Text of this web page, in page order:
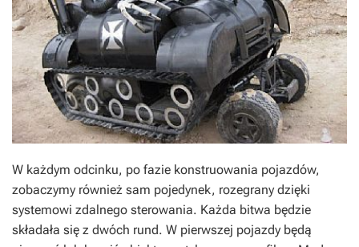
W każdym odcinku, po fazie konstruowania pojazdów,
zobaczymy również sam pojedynek, rozegrany dzięki
systemowi zdalnego sterowania. Każda bitwa będzie
składała się z dwóch rund. W pierwszej pojazdy będą